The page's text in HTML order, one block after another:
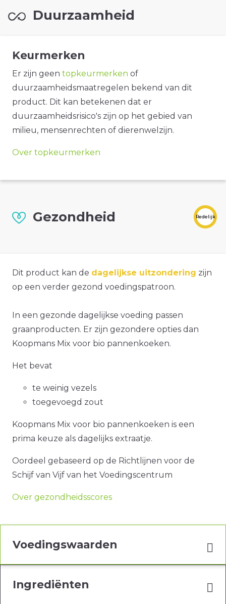
Duurzaamheid
Keurmerken
Er zijn geen topkeurmerken of
duurzaamheidsmaatregelen bekend van dit
product. Dit kan betekenen dat er
duurzaamheidsrisico's zijn op het gebied van
milieu, mensenrechten of dierenwelzijn.
Over topkeurmerken
Gezondheid Redelijk
Dit product kan de dagelijkse uitzondering zijn
op een verder gezond voedingspatroon.
In een gezonde dagelijkse voeding passen
graanproducten. Er zijn gezondere opties dan
Koopmans Mix voor bio pannenkoeken.
Het bevat
te weinig vezels
toegevoegd zout
Koopmans Mix voor bio pannenkoeken is een
prima keuze als dagelijks extraatje.
Oordeel gebaseerd op de Richtlijnen voor de
Schijf van Vijf van het Voedingscentrum
Over gezondheidsscores
Voedingswaarden
Ingrediënten